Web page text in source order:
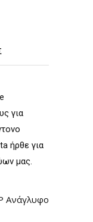
για
ήρθε για
μας.
Ανάγλυφο